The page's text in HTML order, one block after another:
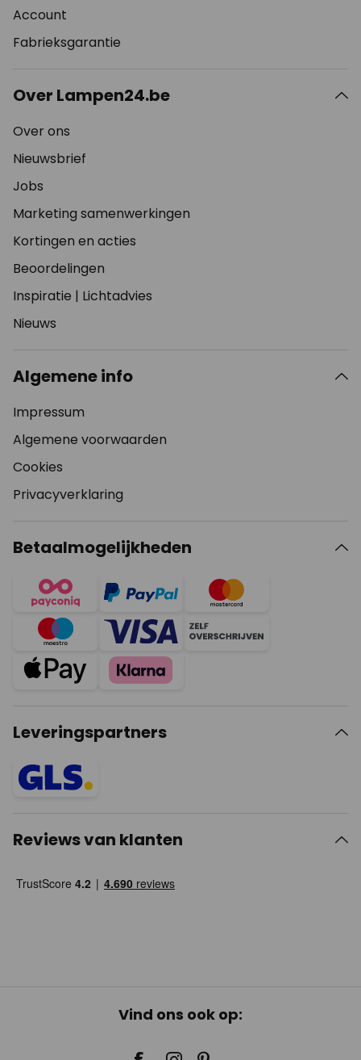
Account
Fabrieksgarantie
Over Lampen24.be
Over ons
Nieuwsbrief
Jobs
Marketing samenwerkingen
Kortingen en acties
Beoordelingen
Inspiratie | Lichtadvies
Nieuws
Algemene info
Impressum
Algemene voorwaarden
Cookies
Privacyverklaring
Betaalmogelijkheden
Leveringspartners
Reviews van klanten
Vind ons ook op: